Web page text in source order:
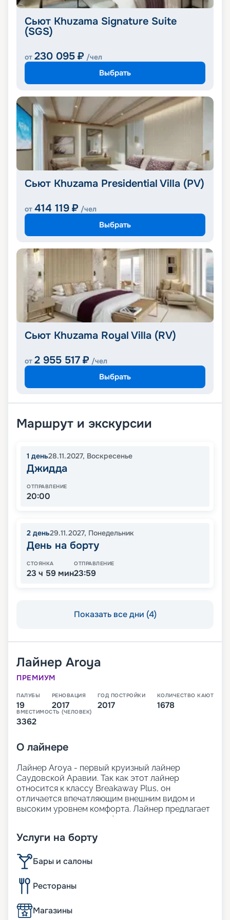
Сьют Khuzama Signature Suite
(SGS)
от 230 095 ₽ /чел
Выбрать
Сьют Khuzama Presidential Villa (PV)
от 414 119 ₽ /чел
Выбрать
Сьют Khuzama Royal Villa (RV)
от 2 955 517 ₽ /чел
Выбрать
Маршрут и экскурсии
1 день28.11.2027, Воскресенье
Джидда
ОТПРАВЛЕНИЕ
20:00
2 день29.11.2027, Понедельник
День на борту
СТОЯНКА
23 ч 59 мин
ОТПРАВЛЕНИЕ
23:59
Показать все дни (4)
Лайнер Aroya
ПРЕМИУМ
ПАЛУБЫ
19
РЕНОВАЦИЯ
2017
ГОД ПОСТРОЙКИ
2017
КОЛИЧЕСТВО КАЮТ
1678
ВМЕСТИМОСТЬ (ЧЕЛОВЕК)
3362
О лайнере
Лайнер Aroya - первый круизный лайнер
Саудовской Аравии. Так как этот лайнер
относится к классу Breakaway Plus, он
отличается впечатляющим внешним видом и
высоким уровнем комфорта. Лайнер предлагает
просторные, светлые общественные зоны,
представлено множество ресторанов, широкий
категории Villa.
Для россиян самыми привлекательными
являются маршруты, в которых зачастую не
требуются визы. Кроме того, цена на круизы в
навигацию 2025 - 2026 достаточно
привлекательна, а сервисный сбор уже включён
Услуги на борту
Бары и салоны
Рестораны
Магазины